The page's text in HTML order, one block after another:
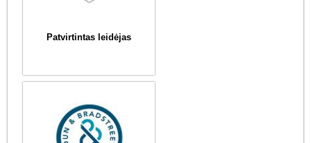
Patvirtintas leidėjas